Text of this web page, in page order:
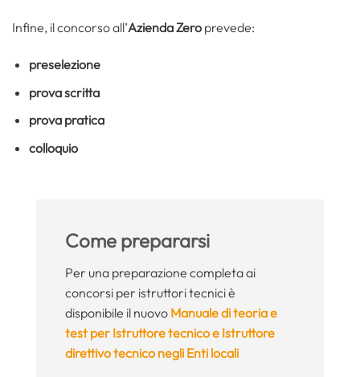
Infine, il concorso all’Azienda Zero prevede:
preselezione
prova scritta
prova pratica
colloquio
Come prepararsi
Per una preparazione completa ai
concorsi per istruttori tecnici è
disponibile il nuovo Manuale di teoria e
test per Istruttore tecnico e Istruttore
direttivo tecnico negli Enti locali